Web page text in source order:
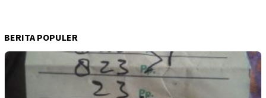
BERITA POPULER